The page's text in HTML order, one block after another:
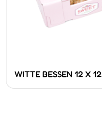
WITTE BESSEN 12 X